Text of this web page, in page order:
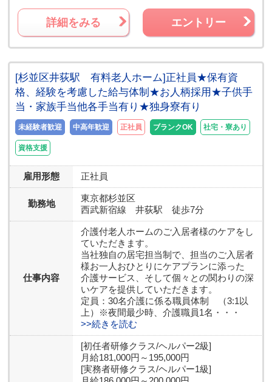
詳細をみる エントリー
[杉並区井荻駅 有料老人ホーム]正社員★保有資
格、経験を考慮した給与体制★お人柄採用★子供手
当・家族手当他各手当有り★独身寮有り
未経験者歓迎 中高年歓迎 正社員 ブランクOK 社宅・寮あり
資格支援
雇用形態 正社員
勤務地
東京都杉並区
西武新宿線 井荻駅 徒歩7分
仕事内容
介護付老人ホームのご入居者様のケアをし
ていただきます。
当社独自の居宅担当制で、担当のご入居者
様お一人おひとりにケアプランに添った
介護サービス、そして個々との関わりの深
いケアを提供していただきます。
定員：30名介護に係る職員体制 （3:1以
上）※夜間最少時、介護職員1名・・・
>>続きを読む
[初任者研修クラス/ヘルパー2級]
月給181,000円～195,000円
[実務者研修クラス/ヘルパー1級]